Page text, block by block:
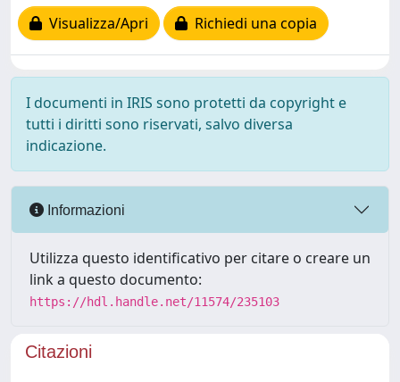
Visualizza/Apri
Richiedi una copia
I documenti in IRIS sono protetti da copyright e
tutti i diritti sono riservati, salvo diversa
indicazione.
Informazioni
Utilizza questo identificativo per citare o creare un
link a questo documento:
https://hdl.handle.net/11574/235103
Citazioni